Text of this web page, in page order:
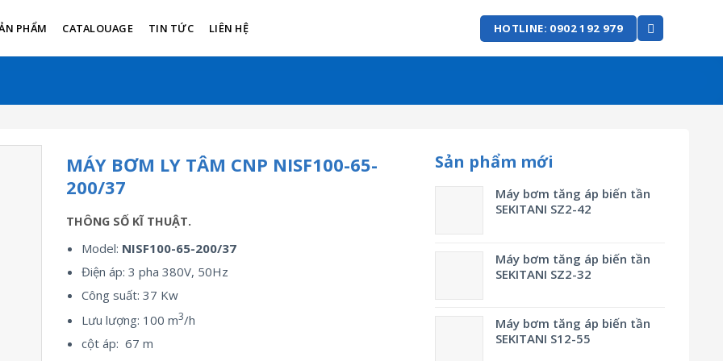
PHẨM CATALOUAGE TIN TỨC LIÊN HỆ HOTLINE: 0902 192 979
Sản phẩm mới
Máy bơm tăng áp biến tần
SEKITANI SZ2-42
Máy bơm tăng áp biến tần
SEKITANI SZ2-32
Máy bơm tăng áp biến tần
SEKITANI S12-55
MÁY BƠM LY TÂM CNP NISF100-65-
200/37
THÔNG SỐ KĨ THUẬT.
Model: NISF100-65-200/37
Điện áp: 3 pha 380V, 50Hz
Công suất: 37 Kw
Lưu lượng: 100 m3/h
cột áp: 67 m